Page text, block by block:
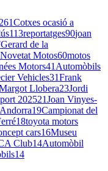
261Cotxes ocasió a
113reportatges90joan
Gerard de la
Novetat Motos60motos
Motors41 Automòbils
Vehicles31Frank
Llobera23Jordi
202521Joan Vinyes-
19Campionat del
18toyota motors
cars16Museu
Club14Automòbil
14